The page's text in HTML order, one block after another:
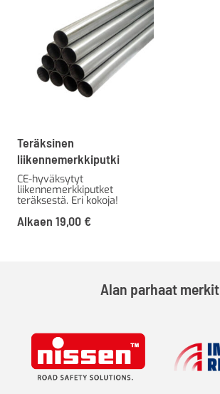
Teräksinen
liikennemerkkiputki
CE-hyväksytyt
liikennemerkkiputket
teräksestä. Eri kokoja!
Alkaen 19,00 €
Alan parhaat merkit